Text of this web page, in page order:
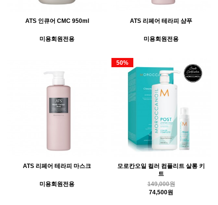
ATS 인큐어 CMC 950ml
미용회원전용
ATS 리페어 테라피 샴푸
미용회원전용
ATS 리페어 테라피 마스크
미용회원전용
모로칸오일 컬러 컴플리트 살롱 키
트
50%
149,000원
74,500원